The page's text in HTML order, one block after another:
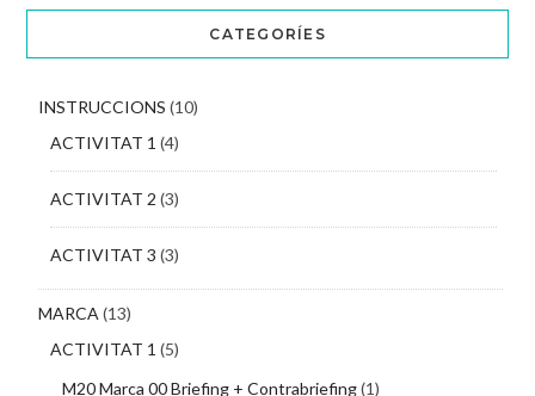
CATEGORÍES
INSTRUCCIONS (10)
ACTIVITAT 1 (4)
ACTIVITAT 2 (3)
ACTIVITAT 3 (3)
MARCA(13)
ACTIVITAT 1 (5)
M20 Marca 00 Briefing + Contrabriefing(1)